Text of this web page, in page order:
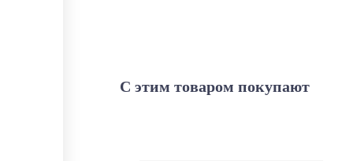
С этим товаром покупают